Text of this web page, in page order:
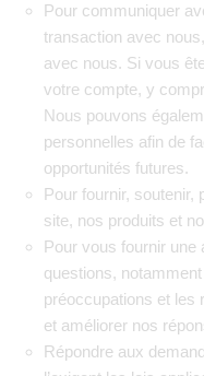
Pour communiquer
transaction avec
avec nous. Si vous
votre compte, y
Nous pouvons
personnelles afin de
opportunités futures.
Pour fournir, soutenir,
site, nos produits et
Pour vous fournir une
questions,
préoccupations et les
et améliorer nos
Répondre aux